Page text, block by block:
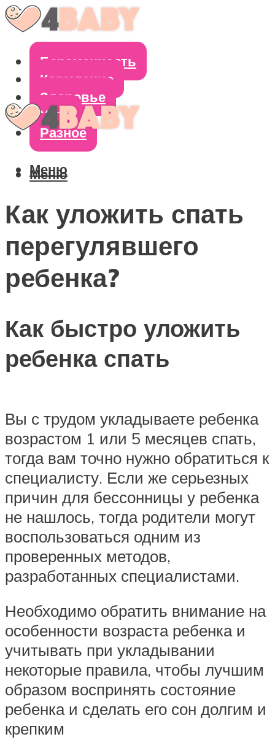
Беременность
Кормление
Здоровье
Уход
Разное
Меню
Меню
Как уложить спать
перегулявшего
ребенка?
Как быстро уложить
ребенка спать
Вы с трудом укладываете ребенка
возрастом 1 или 5 месяцев спать,
тогда вам точно нужно обратиться к
специалисту. Если же серьезных
причин для бессонницы у ребенка
не нашлось, тогда родители могут
воспользоваться одним из
проверенных методов,
разработанных специалистами.
Необходимо обратить внимание на
особенности возраста ребенка и
учитывать при укладывании
некоторые правила, чтобы лучшим
образом воспринять состояние
ребенка и сделать его сон долгим и
крепким